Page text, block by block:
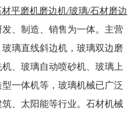
材平磨机磨边机/玻璃/石材磨边
发、制造、销售为一体。主营
璃直线斜边机，玻璃双边磨
、玻璃自动喷砂机、玻璃上
一体机等，玻璃机械已广泛
、太阳能等行业。石材机械